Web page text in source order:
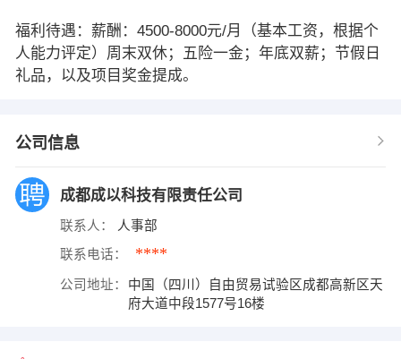
福利待遇：薪酬：4500-8000元/月（基本工资，根据个
人能力评定）周末双休；五险一金；年底双薪；节假日
礼品，以及项目奖金提成。
公司信息
成都成以科技有限责任公司
联系人： 人事部
联系电话： ****
公司地址：
中国（四川）自由贸易试验区成都高新区天
府大道中段1577号16楼